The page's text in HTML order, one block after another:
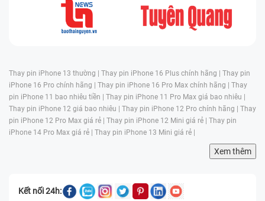
Thay pin iPhone 13 thường | Thay pin iPhone 16 Plus chính hãng | Thay pin
iPhone 16 Pro chính hãng | Thay pin iPhone 16 Pro Max chính hãng | Thay
pin iPhone 11 bao nhiêu tiền | Thay pin iPhone 11 Pro Max giá bao nhiêu |
Thay pin iPhone 12 giá bao nhiêu | Thay pin iPhone 12 Pro chính hãng | Thay
pin iPhone 12 Pro Max giá rẻ | Thay pin iPhone 12 Mini giá rẻ | Thay pin
iPhone 14 Pro Max giá rẻ | Thay pin iPhone 13 Mini giá rẻ |
Xem thêm
Kết nối 24h: